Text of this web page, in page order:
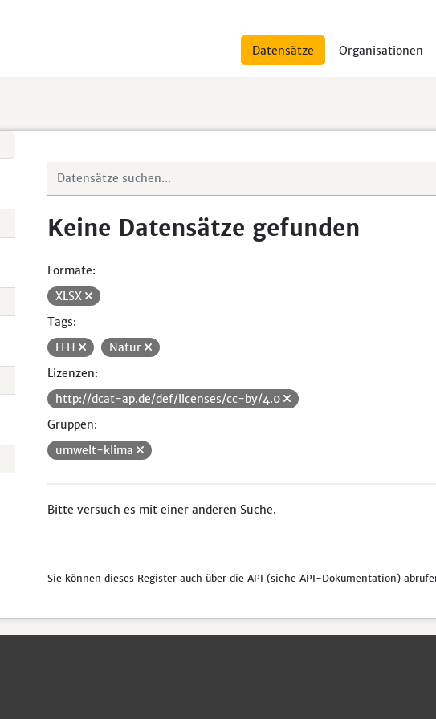
Datensätze Organisationen
Keine Datensätze gefunden
Formate:
XLSX
Tags:
FFH
Natur
Lizenzen:
http://dcat-ap.de/def/licenses/cc-by/4.0
Gruppen:
umwelt-klima
Bitte versuch es mit einer anderen Suche.
Sie können dieses Register auch über die API (siehe API-Dokumentation)